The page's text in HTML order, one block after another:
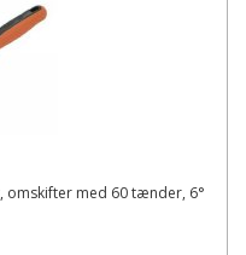
med 60 tænder, 6°